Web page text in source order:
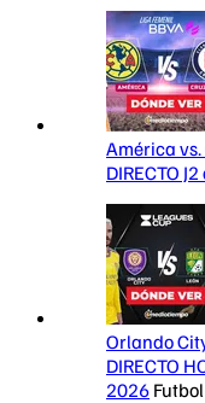
América vs.
DIRECTO
Orlando
DIRECTO
2026 Futbol